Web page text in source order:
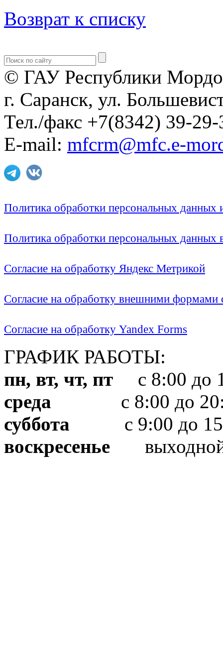
Возврат к списку
© ГАУ Республики
г. Саранск, ул.
Тел./факс +7(8342) 39-29-
E-mail: mfcrm@mfc.e-
Политика обработки персональных
Политика обработки персональных
Согласие на обработку Яндекс Метрикой
Согласие на обработку внешними формами
Согласие на обработку Yandex Forms
ГРАФИК РАБОТЫ:
пн, вт, чт, пт с 8:00 до
среда с 8:00 до
суббота с 9:00 до
воскресенье